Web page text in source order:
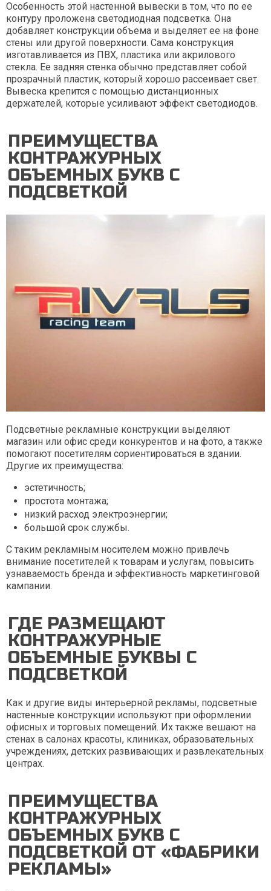
Особенность этой настенной вывески в том, что по ее
контуру проложена светодиодная подсветка. Она
добавляет конструкции объема и выделяет ее на фоне
стены или другой поверхности. Сама конструкция
изготавливается из ПВХ, пластика или акрилового
стекла. Ее задняя стенка обычно представляет собой
прозрачный пластик, который хорошо рассеивает свет.
Вывеска крепится с помощью дистанционных
держателей, которые усиливают эффект светодиодов.
ПРЕИМУЩЕСТВА
КОНТРАЖУРНЫХ
ОБЪЕМНЫХ БУКВ С
ПОДСВЕТКОЙ
Подсветные рекламные конструкции выделяют
магазин или офис среди конкурентов и на фото, а также
помогают посетителям сориентироваться в здании.
Другие их преимущества:
эстетичность;
простота монтажа;
низкий расход электроэнергии;
большой срок службы.
С таким рекламным носителем можно привлечь
внимание посетителей к товарам и услугам, повысить
узнаваемость бренда и эффективность маркетинговой
кампании.
ГДЕ РАЗМЕЩАЮТ
КОНТРАЖУРНЫЕ
ОБЪЕМНЫЕ БУКВЫ С
ПОДСВЕТКОЙ
Как и другие виды интерьерной рекламы, подсветные
настенные конструкции используют при оформлении
офисных и торговых помещений. Их также вешают на
стенах в салонах красоты, клиниках, образовательных
учреждениях, детских развивающих и развлекательных
центрах.
ПРЕИМУЩЕСТВА
КОНТРАЖУРНЫХ
ОБЪЕМНЫХ БУКВ С
ПОДСВЕТКОЙ ОТ «ФАБРИКИ
РЕКЛАМЫ»